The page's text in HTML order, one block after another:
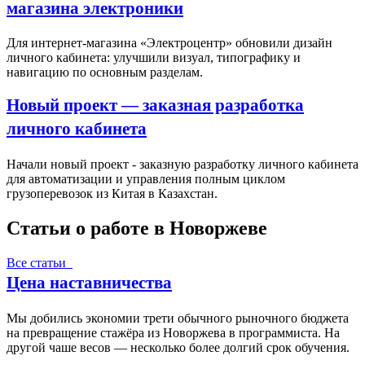
магазина электроники
Для интернет-магазина «Электроцентр» обновили дизайн
личного кабинета: улучшили визуал, типографику и
навигацию по основным разделам.
Новый проект — заказная разработка
личного кабинета
Начали новый проект - заказную разработку личного кабинета
для автоматизации и управления полным циклом
грузоперевозок из Китая в Казахстан.
Статьи о работе в Новоржеве
Все статьи
Цена наставничества
Мы добились экономии трети обычного рыночного бюджета
на превращение стажёра из Новоржева в программиста. На
другой чаше весов — несколько более долгий срок обучения.